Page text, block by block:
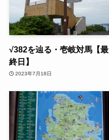
√382を辿る・壱岐対馬【最
終日】
2023年7月18日